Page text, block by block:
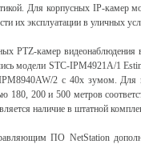
Для корпусных IP-камер
их эксплуатации в уличных
PTZ-камер видеонаблюдения
модели STC-IPM4921A/1
2 с 40х зумом. Для
200 и 500 метров
наличие в штатной
ПО NetStation